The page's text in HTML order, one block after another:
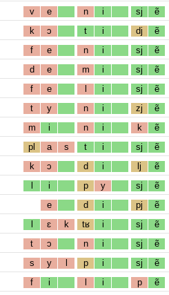
v e n i sj ẽ
k ɔ t i dj ẽ
f e n i sj ẽ
d e m i sj ẽ
f e l i sj ẽ
t y n i zj ẽ
m i n i k ẽ
pl a s t i sj ẽ
k ɔ d i lj ẽ
l i p y sj ẽ
e d i pj ẽ
l ɛ k tʁ i sj ẽ
t ɔ n i sj ẽ
s y l p i sj ẽ
f i l i p ẽ